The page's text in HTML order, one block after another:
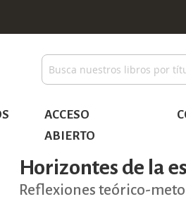
Buscar
ACCESO
ABIERTO
Horizontes de la
Reflexiones teórico-